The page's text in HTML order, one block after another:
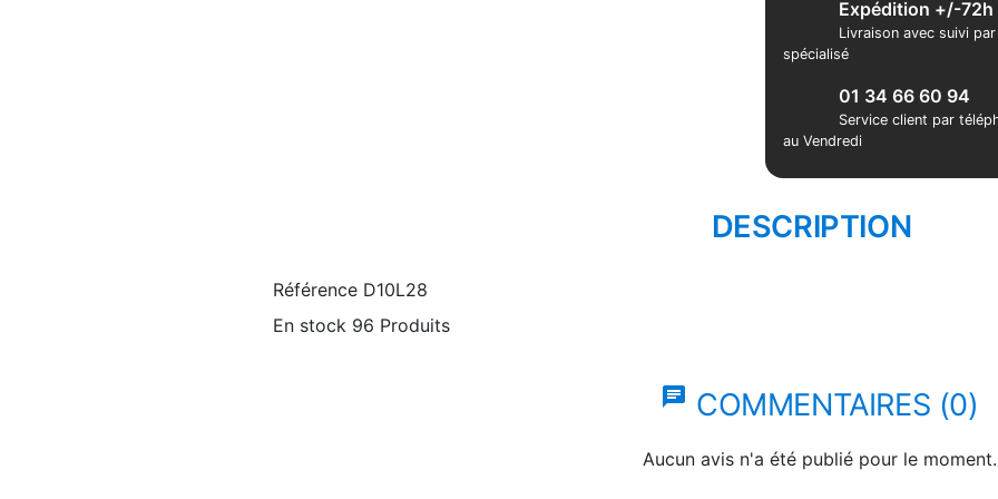
Expédition +/-72h
Livraison avec suivi
spécialisé
01 34 66 60 94
Service client par
au Vendredi
DESCRIPTION
Référence D10L28
En stock 96 Produits
chat COMMENTAIRES (0)
Aucun avis n'a été publié pour le moment.